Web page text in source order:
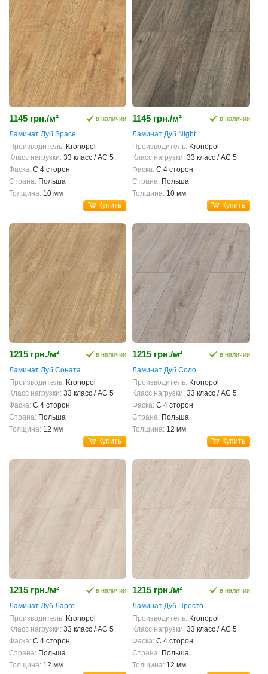
1145 грн./м² в наличии
Ламинат Дуб Space
Производитель: Kronopol
Класс нагрузки: 33 класс / AC 5
Фаска: С 4 сторон
Страна: Польша
Толщина: 10 мм
Купить
1145 грн./м² в наличии
Ламинат Дуб Night
Производитель: Kronopol
Класс нагрузки: 33 класс / AC 5
Фаска: С 4 сторон
Страна: Польша
Толщина: 10 мм
Купить
1215 грн./м² в наличии
Ламинат Дуб Соната
Производитель: Kronopol
Класс нагрузки: 33 класс / AC 5
Фаска: С 4 сторон
Страна: Польша
Толщина: 12 мм
Купить
1215 грн./м² в наличии
Ламинат Дуб Соло
Производитель: Kronopol
Класс нагрузки: 33 класс / AC 5
Фаска: С 4 сторон
Страна: Польша
Толщина: 12 мм
Купить
1215 грн./м² в наличии
Ламинат Дуб Ларго
Производитель: Kronopol
Класс нагрузки: 33 класс / AC 5
Фаска: С 4 сторон
Страна: Польша
Толщина: 12 мм
1215 грн./м² в наличии
Ламинат Дуб Престо
Производитель: Kronopol
Класс нагрузки: 33 класс / AC 5
Фаска: С 4 сторон
Страна: Польша
Толщина: 12 мм